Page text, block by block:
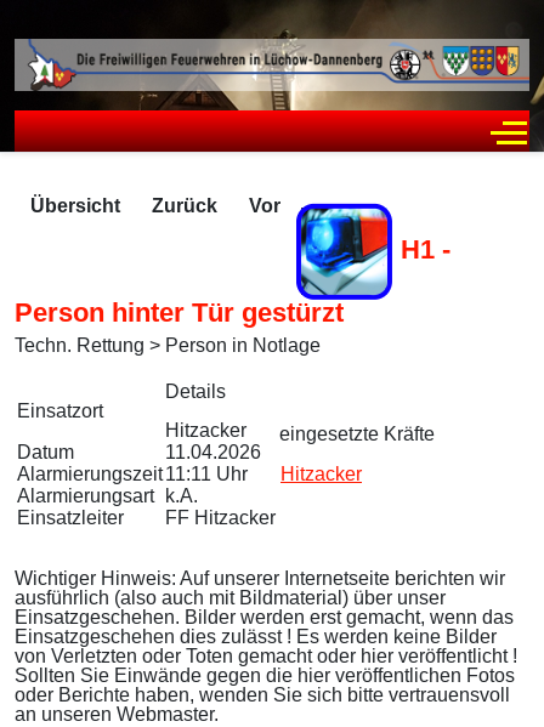
Übersicht Zurück Vor
H1 -
Person hinter Tür gestürzt
Techn. Rettung > Person in Notlage
Einsatzort
Details
Hitzacker
Datum
11.04.2026
Alarmierungszeit11:11 Uhr
Alarmierungsart
k.A.
Einsatzleiter
FF Hitzacker
eingesetzte Kräfte
Hitzacker
Wichtiger Hinweis: Auf unserer Internetseite berichten wir
ausführlich (also auch mit Bildmaterial) über unser
Einsatzgeschehen. Bilder werden erst gemacht, wenn das
Einsatzgeschehen dies zulässt ! Es werden keine Bilder
von Verletzten oder Toten gemacht oder hier veröffentlicht !
Sollten Sie Einwände gegen die hier veröffentlichen Fotos
oder Berichte haben, wenden Sie sich bitte vertrauensvoll
an unseren Webmaster.